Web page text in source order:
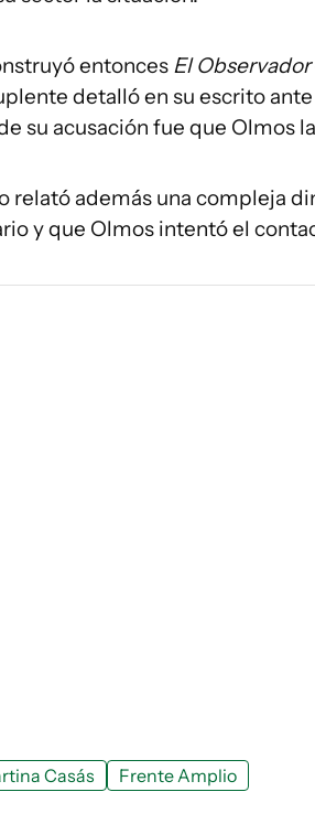
entonces El Observador
detalló en su escrito
su acusación fue que Olmos
relató además una compleja
y que Olmos intentó el
Casás Frente Amplio